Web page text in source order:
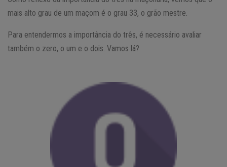
mais alto grau de um maçom é o grau 33, o grão mestre.
Para entendermos a importância do três, é necessário avaliar
também o zero, o um e o dois. Vamos lá?